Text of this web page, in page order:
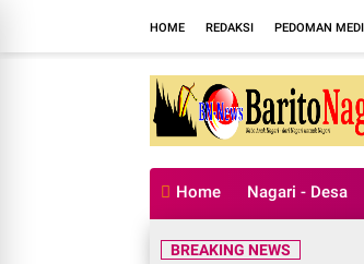
HOME REDAKSI PEDOMAN
Home Nagari - Desa
BREAKING NEWS